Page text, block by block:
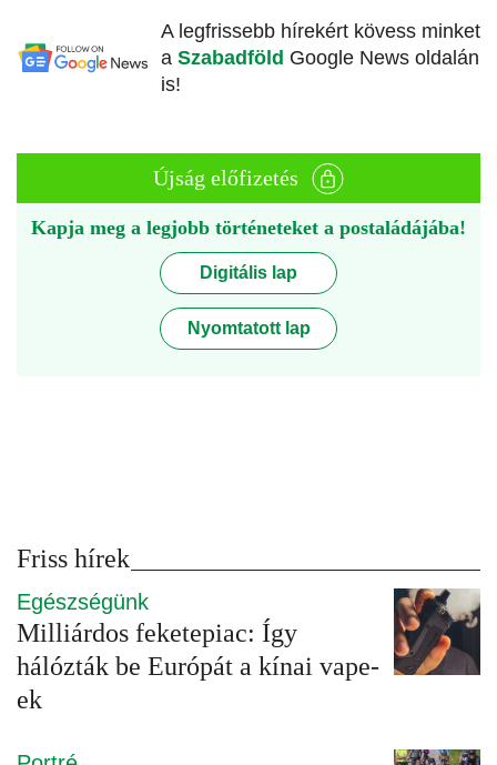
A legfrissebb hírekért kövess minket
a Szabadföld Google News oldalán
is!
Újság előfizetés
Kapja meg a legjobb történeteket a postaládájába!
Digitális lap
Nyomtatott lap
Friss hírek
Egészségünk
Milliárdos feketepiac: Így
hálózták be Európát a kínai vape-
ek